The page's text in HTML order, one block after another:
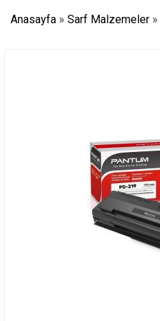
Anasayfa » Sarf Malzemeler »